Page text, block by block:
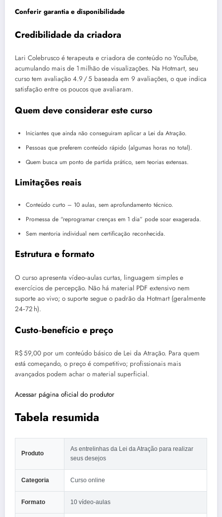
Conferir garantia e disponibilidade
Credibilidade da criadora
Lari Colebrusco é terapeuta e criadora de conteúdo no YouTube,
acumulando mais de 1 milhão de visualizações. Na Hotmart, seu
curso tem avaliação 4.9 / 5 baseada em 9 avaliações, o que indica
satisfação entre os poucos que avaliaram.
Quem deve considerar este curso
Iniciantes que ainda não conseguiram aplicar a Lei da Atração.
Pessoas que preferem conteúdo rápido (algumas horas no total).
Quem busca um ponto de partida prático, sem teorias extensas.
Limitações reais
Conteúdo curto – 10 aulas, sem aprofundamento técnico.
Promessa de “reprogramar crenças em 1 dia” pode soar exagerada.
Sem mentoria individual nem certificação reconhecida.
Estrutura e formato
O curso apresenta vídeo‑aulas curtas, linguagem simples e
exercícios de percepção. Não há material PDF extensivo nem
suporte ao vivo; o suporte segue o padrão da Hotmart (geralmente
24‑72 h).
Custo‑benefício e preço
R$ 59,00 por um conteúdo básico de Lei da Atração. Para quem
está começando, o preço é competitivo; profissionais mais
avançados podem achar o material superficial.
Acessar página oficial do produtor
Tabela resumida
Produto
As entrelinhas da Lei da Atração para realizar
seus desejos
Categoria Curso online
Formato 10 vídeo‑aulas